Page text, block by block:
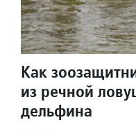
Как
из речной
дельфина